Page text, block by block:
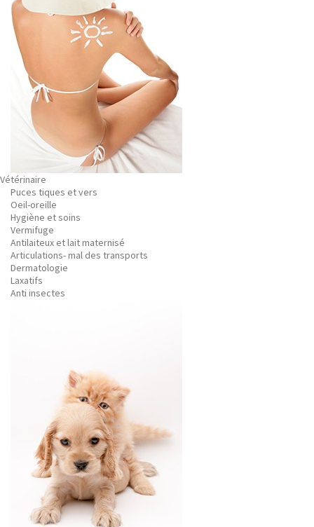
Vétérinaire
Puces tiques et vers
Oeil-oreille
Hygiène et soins
Vermifuge
Antilaiteux et lait maternisé
Articulations- mal des transports
Dermatologie
Laxatifs
Anti insectes